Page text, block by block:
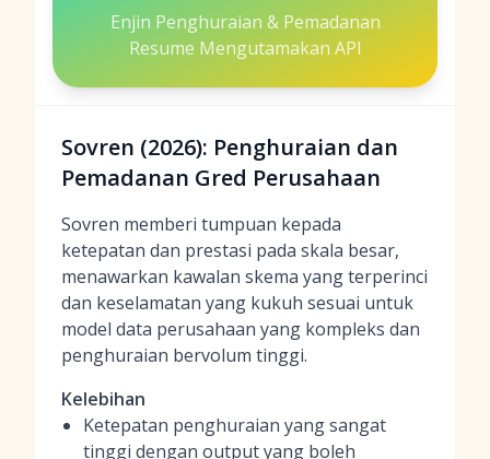
Enjin Penghuraian & Pemadanan
Resume Mengutamakan API
Sovren (2026): Penghuraian dan
Pemadanan Gred Perusahaan
Sovren memberi tumpuan kepada
ketepatan dan prestasi pada skala besar,
menawarkan kawalan skema yang terperinci
dan keselamatan yang kukuh sesuai untuk
model data perusahaan yang kompleks dan
penghuraian bervolum tinggi.
Kelebihan
Ketepatan penghuraian yang sangat
tinggi dengan output yang boleh